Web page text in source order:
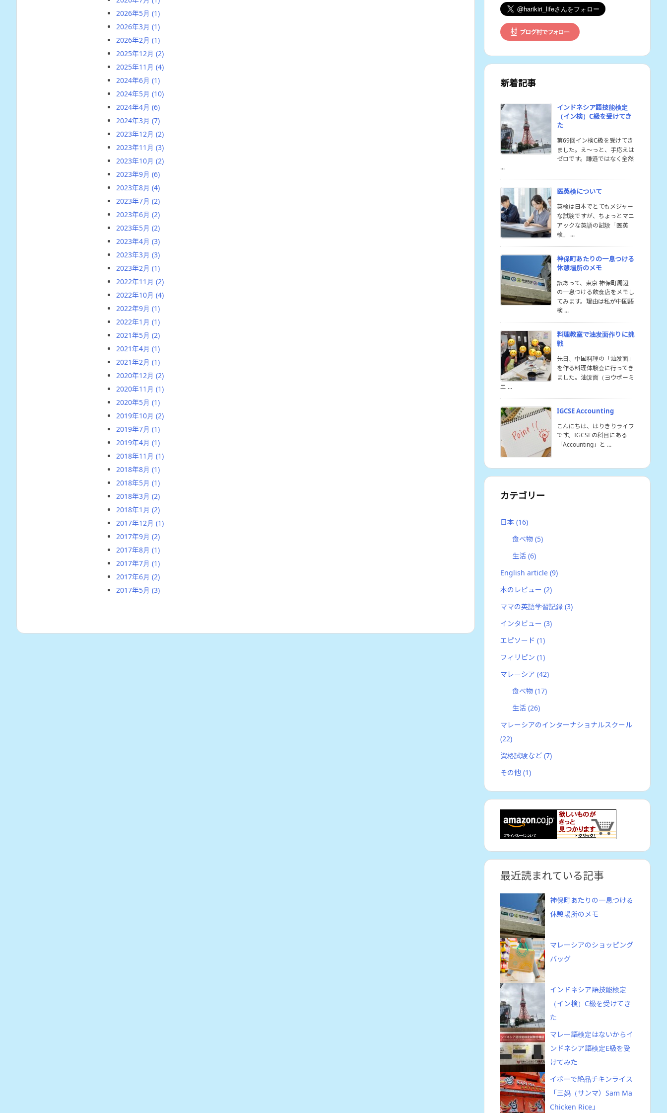
2026年5月 (1)
2026年3月 (1)
2026年2月 (1)
2025年12月 (2)
2025年11月 (4)
2024年6月 (1)
2024年5月 (10)
2024年4月 (6)
2024年3月 (7)
2023年12月 (2)
2023年11月 (3)
2023年10月 (2)
2023年9月 (6)
2023年8月 (4)
2023年7月 (2)
2023年6月 (2)
2023年5月 (2)
2023年4月 (3)
2023年3月 (3)
2023年2月 (1)
2022年11月 (2)
2022年10月 (4)
2022年9月 (1)
2022年1月 (1)
2021年5月 (2)
2021年4月 (1)
2021年2月 (1)
2020年12月 (2)
2020年11月 (1)
2020年5月 (1)
2019年10月 (2)
2019年7月 (1)
2019年4月 (1)
2018年11月 (1)
2018年8月 (1)
2018年5月 (1)
2018年3月 (2)
2018年1月 (2)
2017年12月 (1)
2017年9月 (2)
2017年8月 (1)
2017年7月 (1)
2017年6月 (2)
2017年5月 (3)
新着記事
インドネシア語技能検定
（イン検）C級を受けてき
た
第69回イン検C級を受けてき
ました。え〜っと、手応えは
ゼロです。謙遜ではなく全然
...
医英検について
英検は日本でとてもメジャー
な試験ですが、ちょっとマニ
アックな英語の試験「医英
検」 ...
神保町あたりの一息つける
休憩場所のメモ
訳あって、東京 神保町周辺
の一息つける飲食店をメモし
てみます。理由は私が中国語
検 ...
料理教室で油发面作りに挑
戦
先日、中国料理の「油发面」
を作る料理体験会に行ってき
ました。油泼面（ヨウポーミ
エ ...
IGCSE Accounting
こんにちは、はりきりライフ
です。IGCSEの科目にある
「Accounting」と ...
カテゴリー
日本 (16)
食べ物(5)
生活(6)
English article (9)
本のレビュー (2)
ママの英語学習記録 (3)
インタビュー (3)
エピソード (1)
フィリピン (1)
マレーシア (42)
食べ物(17)
生活(26)
マレーシアのインターナショナルスクール
(22)
資格試験など (7)
その他 (1)
最近読まれている記事
神保町あたりの一息つける
休憩場所のメモ
マレーシアのショッピング
バッグ
インドネシア語技能検定
（イン検）C級を受けてき
た
マレー語検定はないからイ
ンドネシア語検定E級を受
けてみた
イポーで絶品チキンライス
「三妈（サンマ）Sam Ma
Chicken Rice」